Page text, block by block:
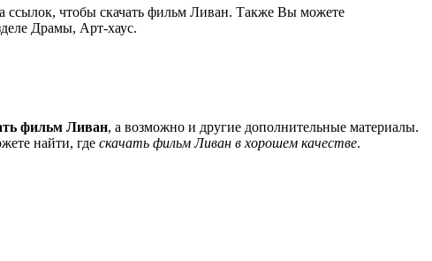
ссылок, чтобы скачать фильм Ливан. Также Вы можете
Драмы, Арт-хаус.
фильм Ливан, а возможно и другие дополнительные материалы.
найти, где скачать фильм Ливан в хорошем качестве.